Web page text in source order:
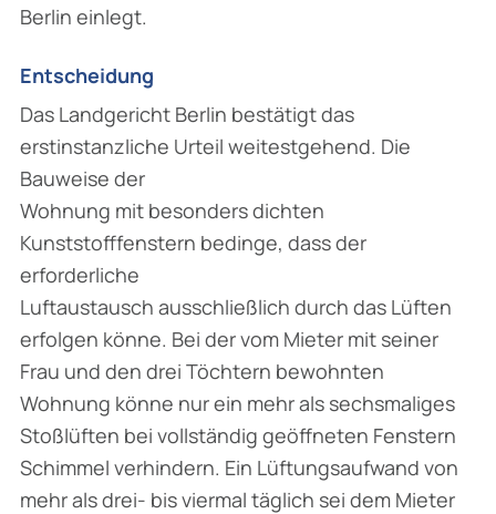
Berlin einlegt.
Entscheidung
Das Landgericht Berlin bestätigt das
erstinstanzliche Urteil weitestgehend. Die
Bauweise der
Wohnung mit besonders dichten
Kunststofffenstern bedinge, dass der
erforderliche
Luftaustausch ausschließlich durch das Lüften
erfolgen könne. Bei der vom Mieter mit seiner
Frau und den drei Töchtern bewohnten
Wohnung könne nur ein mehr als sechsmaliges
Stoßlüften bei vollständig geöffneten Fenstern
Schimmel verhindern. Ein Lüftungsaufwand von
mehr als drei- bis viermal täglich sei dem Mieter